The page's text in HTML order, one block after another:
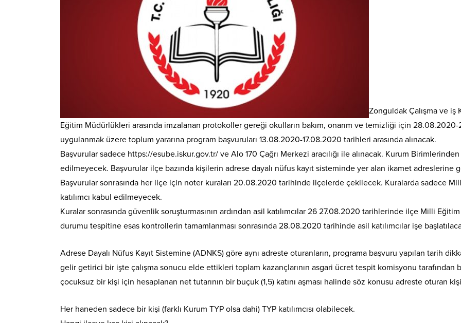
Zonguldak Çalışma ve
Eğitim Müdürlükleri arasında imzalanan protokoller gereği okulların bakım, onarım ve temizliği için
uygulanmak üzere toplum yararına program başvuruları 13.08.2020-17.08.2020 tarihleri arasında alınacak.
Başvurular sadece https://esube.iskur.gov.tr/ ve Alo 170 Çağrı Merkezi aracılığı ile alınacak. Kurum
edilmeyecek. Başvurular ilçe bazında kişilerin adrese dayalı nüfus kayıt sisteminde yer alan ikamet adreslerine
Başvurular sonrasında her ilçe için noter kuraları 20.08.2020 tarihinde ilçelerde çekilecek. Kuralarda sadece
katılımcı kabul edilmeyecek.
Kuralar sonrasında güvenlik soruşturmasının ardından asil katılımcılar 26 27.08.2020 tarihlerinde ilçe Milli
durumu tespitine esas kontrollerin tamamlanması sonrasında 28.08.2020 tarihinde asil katılımcılar işe
Adrese Dayalı Nüfus Kayıt Sistemine (ADNKS) göre aynı adreste oturanların, programa başvuru yapılan tarih
gelir getirici bir işte çalışma sonucu elde ettikleri toplam kazançlarının asgari ücret tespit komisyonu tarafından
çocuksuz bir kişi için hesaplanan net tutarının bir buçuk (1,5) katını aşması halinde söz konusu adreste oturan
Her haneden sadece bir kişi (farklı Kurum TYP olsa dahi) TYP katılımcısı olabilecek.